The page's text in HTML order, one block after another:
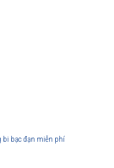
bi bạc đạn miễn phí